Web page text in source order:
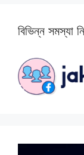
বিভিন্ন সমস্যা